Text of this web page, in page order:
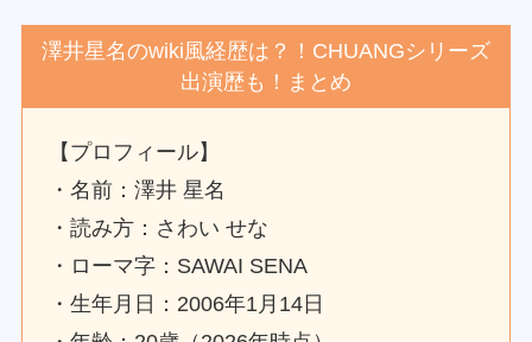
澤井星名のwiki風経歴は？！CHUANGシリーズ
出演歴も！まとめ
【プロフィール】
・名前：澤井 星名
・読み方：さわい せな
・ローマ字：SAWAI SENA
・生年月日：2006年1月14日